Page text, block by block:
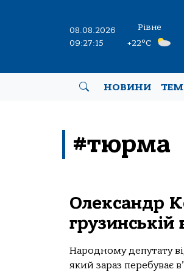
08.08.2026
09:27:15
Рівне
+22°C
НОВИНИ
#тюрма
Олександр
грузинській
Народному депутату
який зараз перебуває